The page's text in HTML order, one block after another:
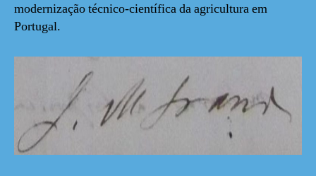
modernização técnico-científica da agricultura em
Portugal.